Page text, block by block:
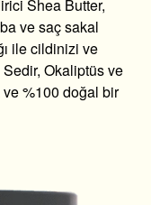
Shea Butter,
ve saç sakal
ile cildinizi ve
Sedir, Okaliptüs ve
ve %100 doğal bir